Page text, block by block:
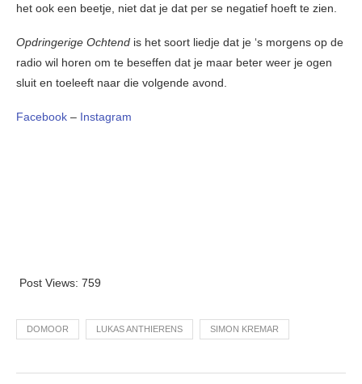
het ook een beetje, niet dat je dat per se negatief hoeft te zien.
Opdringerige Ochtend is het soort liedje dat je ‘s morgens op de
radio wil horen om te beseffen dat je maar beter weer je ogen
sluit en toeleeft naar die volgende avond.
Facebook – Instagram
Post Views: 759
DOMOOR LUKAS ANTHIERENS SIMON KREMAR